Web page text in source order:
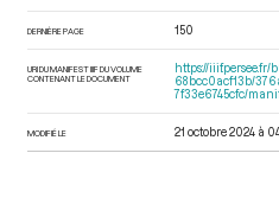
DERNIÈRE PAGE 150
URI DU MANIFEST IIIF DU VOLUME
CONTENANT LE DOCUMENT
https://iiif.persee.fr/
68bcc0acf13b/
7f33e6745cfc/
MODIFIÉ LE 21 octobre 2024 à